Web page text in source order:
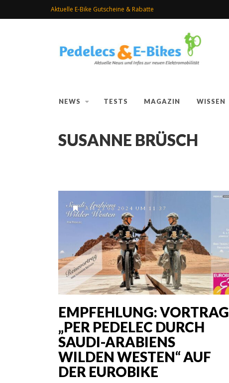
Aktuelle E-Bike Gutscheine & Rabatte
NEWS TESTS MAGAZIN WISSEN
SUSANNE BRÜSCH
AM 23.06.2024 UM 11:37
EMPFEHLUNG: VORTRAG
„PER PEDELEC DURCH
SAUDI-ARABIENS
WILDEN WESTEN“ AUF
DER EUROBIKE